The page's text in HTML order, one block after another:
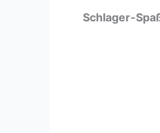
Schlager-